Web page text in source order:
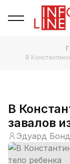
В
В
завалов
Эдуард